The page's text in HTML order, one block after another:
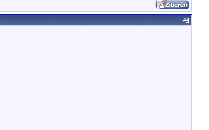
#4